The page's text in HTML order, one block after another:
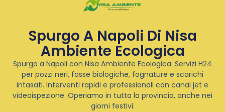
Spurgo A Napoli Di Nisa
Ambiente Ecologica
Spurgo a Napoli con Nisa Ambiente Ecologica. Servizi H24
per pozzi neri, fosse biologiche, fognature e scarichi
intasati. Interventi rapidi e professionali con canal jet e
videoispezione. Operiamo in tutta la provincia, anche nei
giorni festivi.